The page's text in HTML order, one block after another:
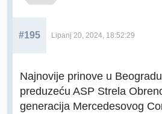
#195 Lipanj 20, 2024, 18:52:29
Najnovije prinove u
preduzeću ASP Strela
generacija Mercedesovog